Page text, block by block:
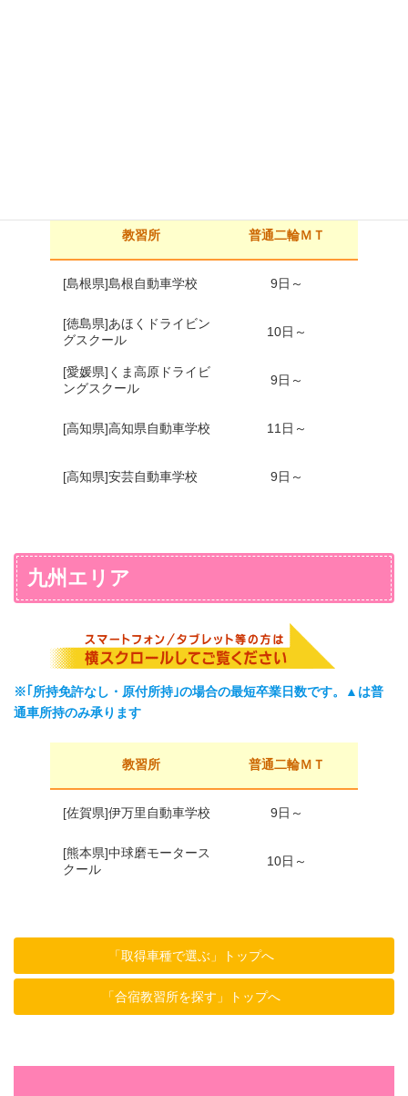
教習所 普通二輪ＭＴ
[島根県]島根自動車学校 9日～
[徳島県]あほくドライビン
グスクール
10日～
[愛媛県]くま高原ドライビ
ングスクール
9日～
[高知県]高知県自動車学校 11日～
[高知県]安芸自動車学校 9日～
九州エリア
※｢所持免許なし・原付所持｣の場合の最短卒業日数です。▲は普
通車所持のみ承ります
教習所 普通二輪ＭＴ
[佐賀県]伊万里自動車学校 9日～
[熊本県]中球磨モータース
クール
10日～
「取得車種で選ぶ」トップへ
「合宿教習所を探す」トップへ